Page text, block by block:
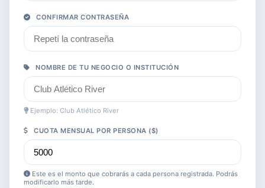
CONFIRMAR CONTRASEÑA
NOMBRE DE TU NEGOCIO O INSTITUCIÓN
Ejemplo: Club Atlético River
CUOTA MENSUAL POR PERSONA ($)
Este es el monto que cobrarás a cada persona registrada. Podrás
modificarlo más tarde.